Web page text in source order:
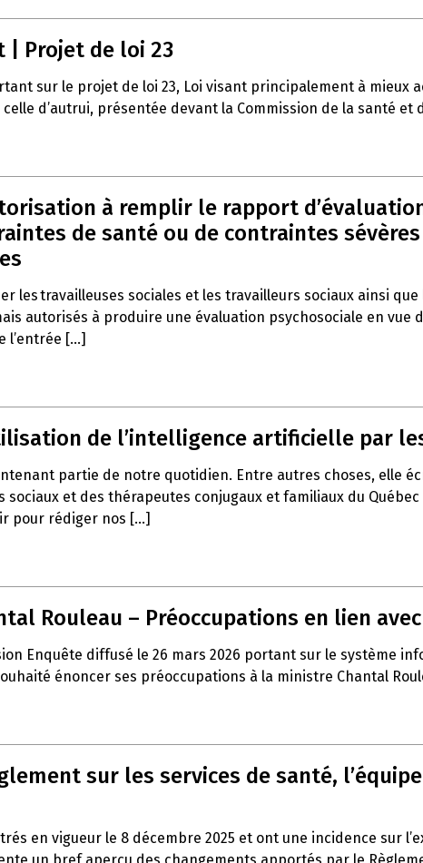
| Projet de loi 23
sur le projet de loi 23, Loi visant principalement à
d’autrui, présentée devant la Commission de la santé et
à remplir le rapport
de santé ou de contraintes
les travailleuses sociales et les travailleurs sociaux ainsi
autorisés à produire une évaluation psychosociale en
l’entrée [...]
de l’intelligence artificielle par les
partie de notre quotidien. Entre autres choses, elle
et des thérapeutes conjugaux et familiaux du
pour rédiger nos [...]
Rouleau – Préoccupations en lien
Enquête diffusé le 26 mars 2026 portant sur le système
énoncer ses préoccupations à la ministre Chantal
sur les services de santé,
en vigueur le 8 décembre 2025 et ont une incidence sur